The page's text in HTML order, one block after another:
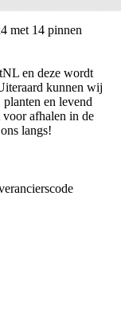
met 14 pinnen
en deze wordt
kunnen wij
planten en levend
afhalen in de
langs!